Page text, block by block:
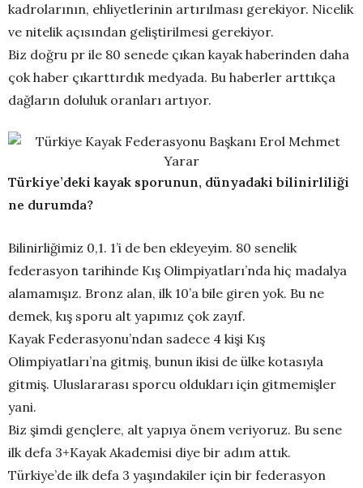
kadrolarının, ehliyetlerinin artırılması gerekiyor. Nicelik
ve nitelik açısından geliştirilmesi gerekiyor.
Biz doğru pr ile 80 senede çıkan kayak haberinden daha
çok haber çıkarttırdık medyada. Bu haberler arttıkça
dağların doluluk oranları artıyor.
Türkiye’deki kayak sporunun, dünyadaki bilinirliliği
ne durumda?
Bilinirliğimiz 0,1. 1’i de ben ekleyeyim. 80 senelik
federasyon tarihinde Kış Olimpiyatları’nda hiç madalya
alamamışız. Bronz alan, ilk 10’a bile giren yok. Bu ne
demek, kış sporu alt yapımız çok zayıf.
Kayak Federasyonu’ndan sadece 4 kişi Kış
Olimpiyatları’na gitmiş, bunun ikisi de ülke kotasıyla
gitmiş. Uluslararası sporcu oldukları için gitmemişler
yani.
Biz şimdi gençlere, alt yapıya önem veriyoruz. Bu sene
ilk defa 3+Kayak Akademisi diye bir adım attık.
Türkiye’de ilk defa 3 yaşındakiler için bir federasyon